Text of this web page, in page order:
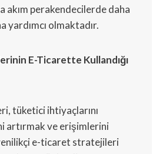
akım perakendecilerde daha
yardımcı olmaktadır.
E-Ticarette Kullandığı
tüketici ihtiyaçlarını
artırmak ve erişimlerini
e-ticaret stratejileri